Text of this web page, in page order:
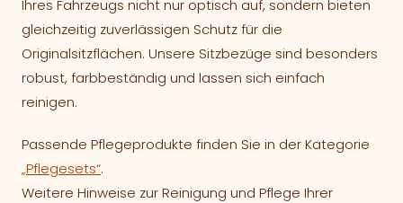
Ihres Fahrzeugs nicht nur optisch auf, sondern bieten
gleichzeitig zuverlässigen Schutz für die
Originalsitzflächen. Unsere Sitzbezüge sind besonders
robust, farbbeständig und lassen sich einfach
reinigen.
Passende Pflegeprodukte finden Sie in der Kategorie
„Pflegesets“.
Weitere Hinweise zur Reinigung und Pflege Ihrer